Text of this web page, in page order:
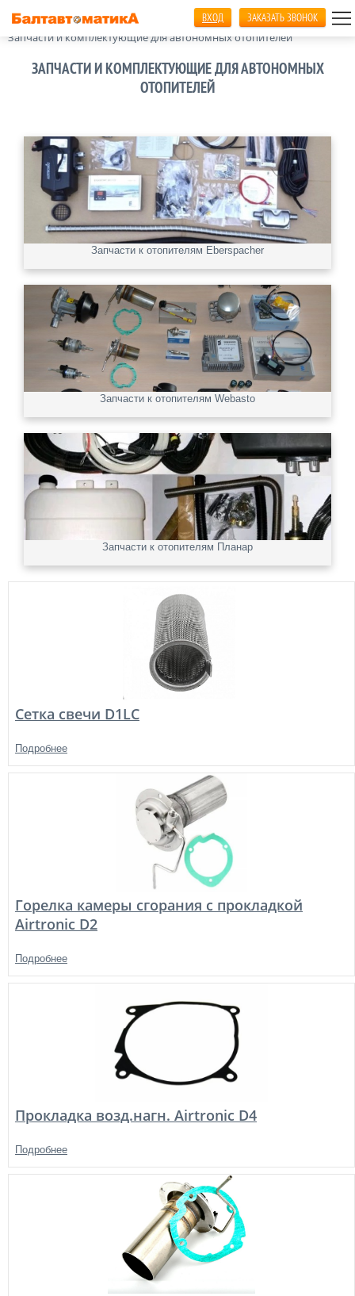
ВХОД ЗАКАЗАТЬ ЗВОНОК
Главная
Автономные отопители салона
Запчасти и комплектующие для автономных отопителей
ЗАПЧАСТИ И КОМПЛЕКТУЮЩИЕ ДЛЯ АВТОНОМНЫХ
ОТОПИТЕЛЕЙ
Запчасти к отопителям Eberspacher
Запчасти к отопителям Webasto
Запчасти к отопителям Планар
Сетка свечи D1LC
Подробнее
Горелка камеры сгорания с прокладкой
Airtronic D2
Подробнее
Прокладка возд.нагн. Airtronic D4
Подробнее